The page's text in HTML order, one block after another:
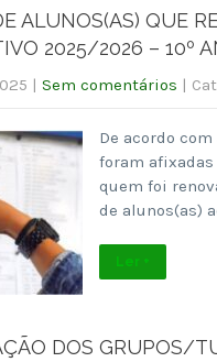
ALUNOS(AS) QUE
2025/2026 – 10º
| Sem comentários |
De acordo
foram afixadas
quem foi
de alunos(as)
Ler +
DOS GRUPOS/